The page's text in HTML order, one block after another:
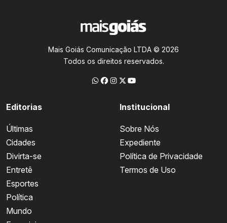
Mais Goiás Comunicação LTDA © 2026
Todos os direitos reservados.
Editorias
Últimas
Cidades
Divirta-se
Entretê
Esportes
Política
Mundo
Institucional
Sobre Nós
Expediente
Política de Privacidade
Termos de Uso